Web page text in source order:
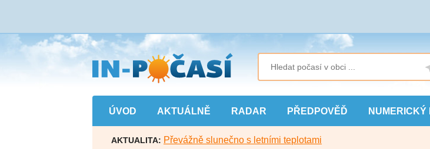
Přejít
na
hlavní
obsah
ÚVOD AKTUÁLNĚ RADAR PŘEDPOVĚĎ NUMERICKÝ
AKTUALITA: Převážně slunečno s letními teplotami